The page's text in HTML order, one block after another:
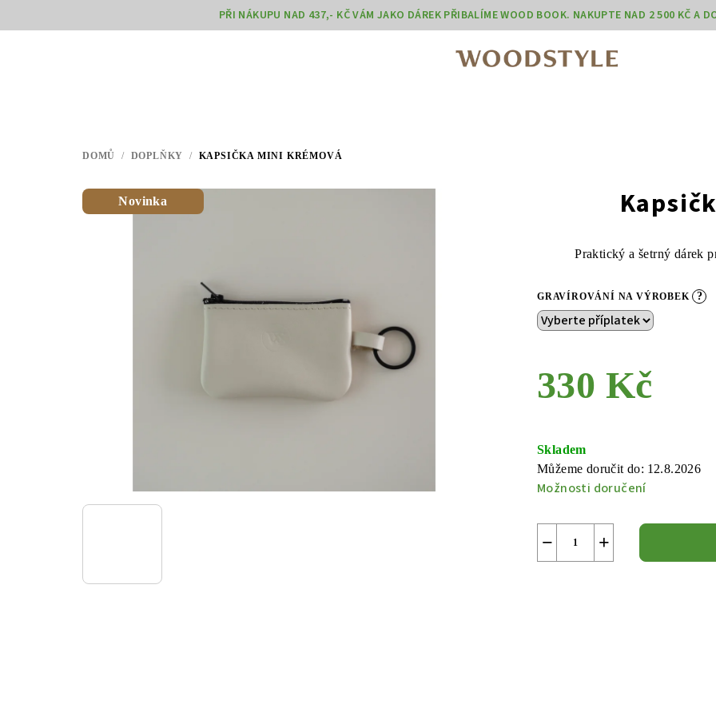
na
PŘI NÁKUPU NAD 437,- KČ VÁM JAKO DÁREK PŘIBALÍME WOOD BOOK. NAKUPTE NAD 2 500 KČ A
DOMŮ / DOPLŇKY / KAPSIČKA MINI KRÉMOVÁ
Praktický a šetrný dárek
GRAVÍROVÁNÍ NA VÝROBEK ?
330 Kč
cena:
Skladem
Můžeme doručit do: 12.8.2026
Možnosti doručení
+
−
Novinka